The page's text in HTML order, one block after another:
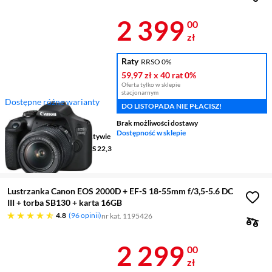
Dostępne różne warianty
Rozdzielczość 24,1 Mpix
Wielkość matrycy APS-C
Stabilizacja obrazu w obiektywie
Rodzaj przetwornika
CMOS 22,3
x 14,9 mm
Cena 2 399
2 399 00
zł
Raty RRSO 0%
59,97 złx 40 rat0%
Oferta tylko w sklepie
stacjonarnym
DO LISTOPADA NIE PŁACISZ!
Brak możliwości dostawy
Dostępność w sklepie
Lustrzanka Canon EOS 2000D + EF-S 18-55mm f/3,5-5.6 DC
III + torba SB130 + karta 16GB
4.8
4.8 gwiazdek 96 opinii nr kat. 1195426
Cena 2 299
2 299 00
zł